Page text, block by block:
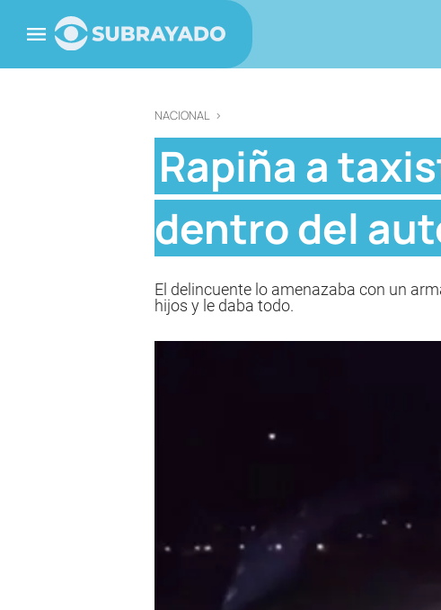
NACIONAL >
Rapiña a
dentro del
El delincuente lo amenazaba con un
hijos y le daba todo.